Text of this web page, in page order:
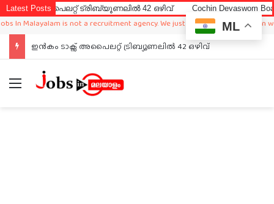
Latest Postsട്രിബ്യൂണലിൽ 42 ഒഴിവ് Cochin Devaswom Board LD
Malayalam is not a recruitment agency. We just sharing available job in
ഇൻകം ടാക്സ് അപൈലറ്റ് ട്രിബ്യൂണലിൽ 42 ഒഴിവ്
Menu
ML